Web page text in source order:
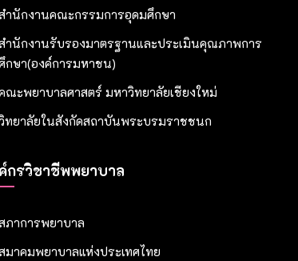
ำนักงานคณะกรรมการอุดมศึกษา
ำนักงานรับรองมาตรฐานและประเมินคุณภาพการ
กษา(องค์การมหาชน)
ณะพยาบาลศาสตร์ มหาวิทยาลัยเชียงใหม่
ทยาลัยในสังกัดสถาบันพระบรมราชชนก
กรวิชาชีพพยาบาล
ภาการพยาบาล
มาคมพยาบาลแห่งประเทศไทย